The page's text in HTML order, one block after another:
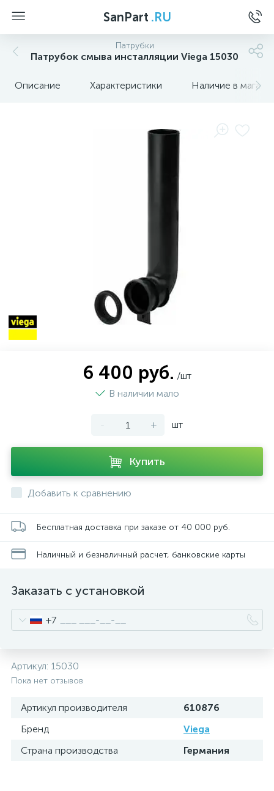
SanPart .RU
Патрубки
Патрубок смыва инсталляции Viega 15030
Описание Характеристики Наличие в
6 400 руб. /шт
В наличии мало
- + шт
Купить
Добавить к сравнению
Бесплатная доставка при заказе от 40 000 руб.
Наличный и безналичный расчет, банковские карты
Заказать с установкой
+7
Артикул: 15030
Пока нет отзывов
Артикул производителя
610876
Бренд
Viega
Страна производства
Германия